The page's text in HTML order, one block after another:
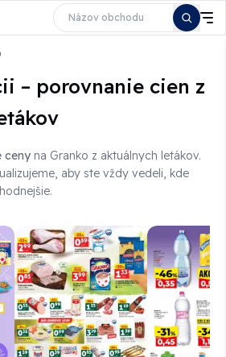
– porovnanie cien z
ceny na Granko z aktuálnych letákov.
aby ste vždy vedeli, kde